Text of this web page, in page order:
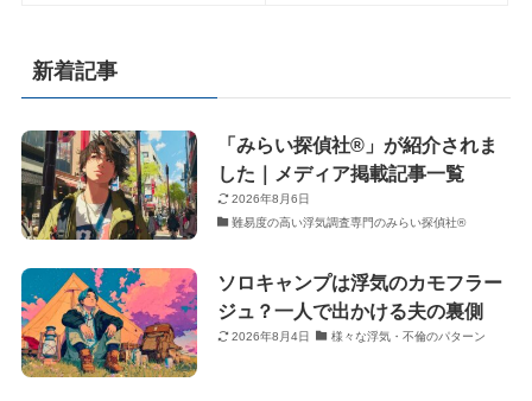
新着記事
「みらい探偵社®︎」が紹介されま
した｜メディア掲載記事一覧
2026年8月6日
難易度の高い浮気調査専門のみらい探偵社®︎
ソロキャンプは浮気のカモフラー
ジュ？一人で出かける夫の裏側
2026年8月4日 様々な浮気・不倫のパターン